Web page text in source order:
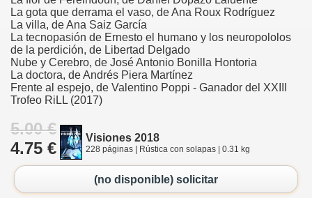
La gota que derrama el vaso, de Ana Roux Rodríguez
La villa, de Ana Saiz García
La tecnopasión de Ernesto el humano y los neuropololos
de la perdición, de Libertad Delgado
Nube y Cerebro, de José Antonio Bonilla Hontoria
La doctora, de Andrés Piera Martínez
Frente al espejo, de Valentino Poppi - Ganador del XXIII
Trofeo RiLL (2017)
5.00 €
4.75 €
Visiones 2018
228 páginas | Rústica con solapas | 0.31 kg
(no disponible) solicitar